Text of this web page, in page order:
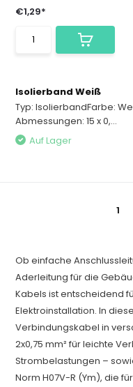
€1,29*
Isolierband Weiß
Typ: IsolierbandFarbe:
Abmessungen: 15 x 0,...
Auf Lager
1
Ob einfache
Aderleitung für die
Kabels ist entscheidend
Elektroinstallation. In
Verbindungskabel in
2x0,75 mm² für leichte
Strombelastungen –
Norm H07V-R (Ym), die